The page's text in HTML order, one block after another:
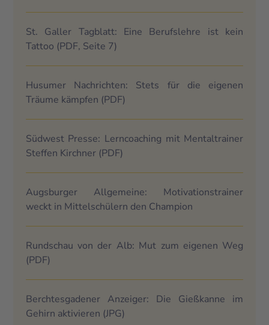
St. Galler Tagblatt: Eine Berufslehre ist kein
Tattoo (PDF, Seite 7)
Husumer Nachrichten: Stets für die eigenen
Träume kämpfen (PDF)
Südwest Presse: Lerncoaching mit Mentaltrainer
Steffen Kirchner(PDF)
Augsburger Allgemeine: Motivationstrainer
weckt in Mittelschülern den Champion
Rundschau von der Alb: Mut zum eigenen Weg
(PDF)
Berchtesgadener Anzeiger: Die Gießkanne im
Gehirn aktivieren (JPG)